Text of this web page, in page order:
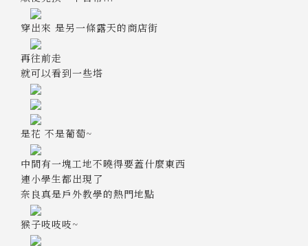
穿出來 是另一條露天的商店街
再往前走
就可以看到一些塔
是花 不是葡萄~
中間有一塊工地不曉得要蓋什麼東西
連小學生都出現了
奈良真是戶外教學的熱門地點
猴子吱吱吱~